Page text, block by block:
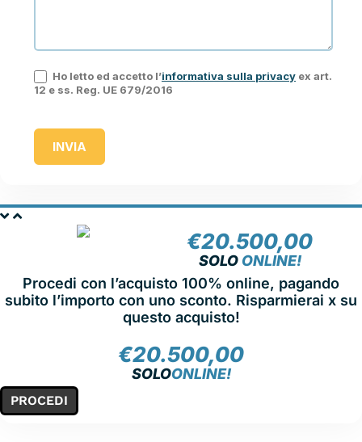
Ho letto ed accetto l’informativa sulla privacy ex art.
12 e ss. Reg. UE 679/2016
INVIA
€20.500,00
SOLO ONLINE!
Procedi con l’acquisto 100% online, pagando
subito l’importo con uno sconto. Risparmierai x su
questo acquisto!
PROCEDI
€20.500,00
SOLOONLINE!